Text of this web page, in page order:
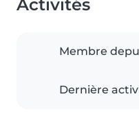
Activités
Membre
Dernière